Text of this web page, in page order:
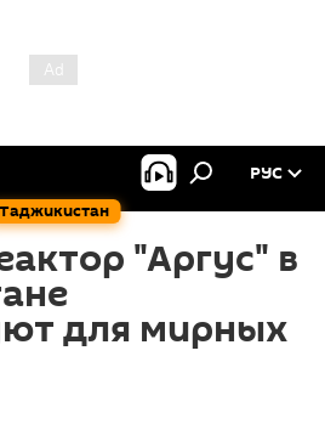
Таджикистан
РУС
"Аргус" в
для мирных